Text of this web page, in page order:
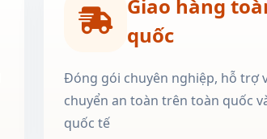
Giao hàng
quốc
Đóng gói chuyên nghiệp, hỗ trợ
chuyển an toàn trên toàn quốc
quốc tế